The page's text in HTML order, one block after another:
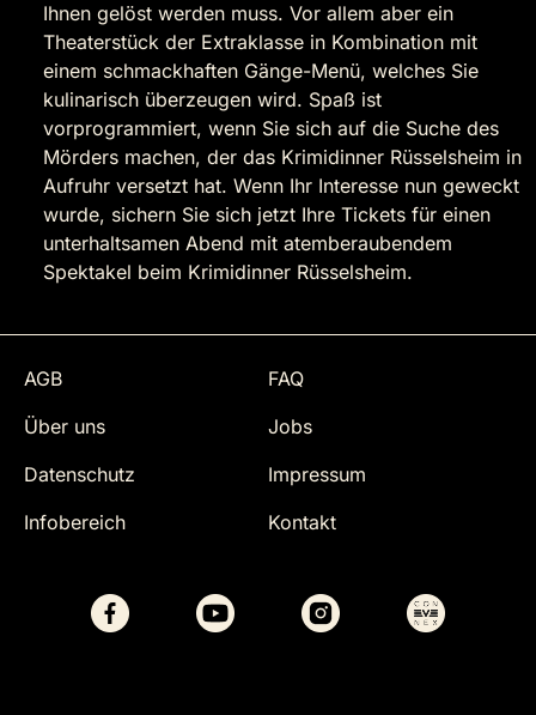
Ihnen gelöst werden muss. Vor allem aber ein
Theaterstück der Extraklasse in Kombination mit
einem schmackhaften Gänge-Menü, welches Sie
kulinarisch überzeugen wird. Spaß ist
vorprogrammiert, wenn Sie sich auf die Suche des
Mörders machen, der das Krimidinner Rüsselsheim in
Aufruhr versetzt hat. Wenn Ihr Interesse nun geweckt
wurde, sichern Sie sich jetzt Ihre Tickets für einen
unterhaltsamen Abend mit atemberaubendem
Spektakel beim Krimidinner Rüsselsheim.
AGB
FAQ
Über uns
Jobs
Datenschutz
Impressum
Infobereich
Kontakt